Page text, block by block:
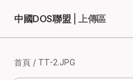
中國DOS聯盟 | 上傳區
首頁 / TT-2.JPG